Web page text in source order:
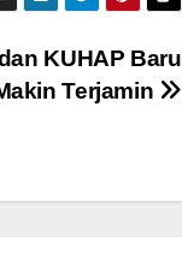
KUHAP Baru
Terjamin